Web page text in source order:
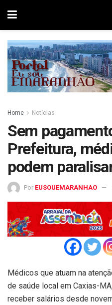
Home Notícias
Sem
Prefeitura,
podem
Por EUSOUEMARANHAO
Médicos que atuam na
de saúde local em Caxias-
receber salários desde